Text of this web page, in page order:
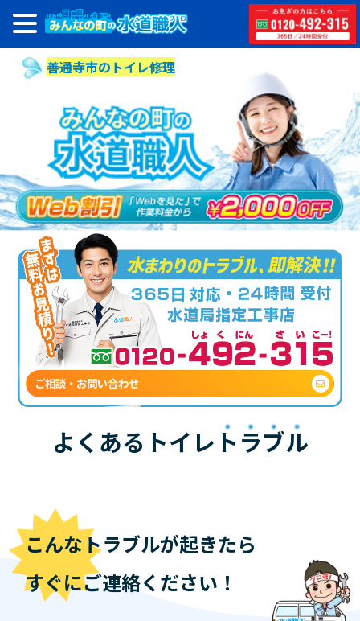
善通寺市のトイレ修理
ご相談・お問い合わせ
よくあるトイレ トラブル
こんなトラブルが起きたら
すぐにご連絡ください！